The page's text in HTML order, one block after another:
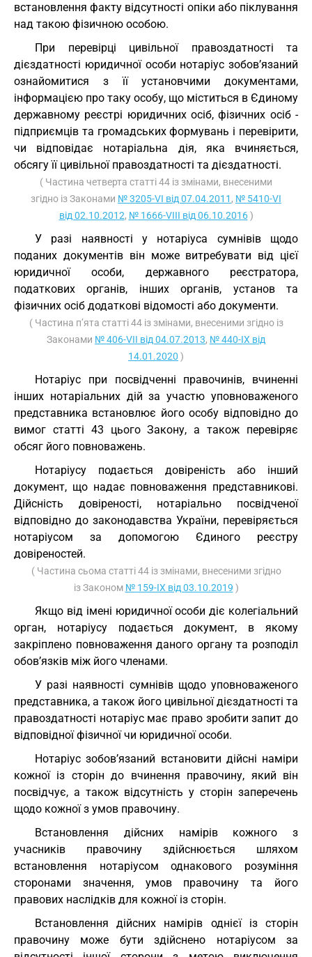
встановлення факту відсутності опіки або піклування
над такою фізичною особою.
При перевірці цивільної правоздатності та
дієздатності юридичної особи нотаріус зобов’язаний
ознайомитися з її установчими документами,
інформацією про таку особу, що міститься в Єдиному
державному реєстрі юридичних осіб, фізичних осіб -
підприємців та громадських формувань і перевірити,
чи відповідає нотаріальна дія, яка вчиняється,
обсягу її цивільної правоздатності та дієздатності.
( Частина четверта статті 44 із змінами, внесеними
згідно із Законами № 3205-VI від 07.04.2011 , № 5410-VI
від 02.10.2012, № 1666-VIII від 06.10.2016)
У разі наявності у нотаріуса сумнівів щодо
поданих документів він може витребувати від цієї
юридичної особи, державного реєстратора,
податкових органів, інших органів, установ та
фізичних осіб додаткові відомості або документи.
( Частина п’ята статті 44 із змінами, внесеними згідно із
Законами № 406-VII від 04.07.2013, № 440-IX від
14.01.2020 )
Нотаріус при посвідченні правочинів, вчиненні
інших нотаріальних дій за участю уповноваженого
представника встановлює його особу відповідно до
вимог статті 43 цього Закону, а також перевіряє
обсяг його повноважень.
Нотаріусу подається довіреність або інший
документ, що надає повноваження представникові.
Дійсність довіреності, нотаріально посвідченої
відповідно до законодавства України, перевіряється
нотаріусом за допомогою Єдиного реєстру
довіреностей.
( Частина сьома статті 44 із змінами, внесеними згідно
із Законом № 159-IX від 03.10.2019 )
Якщо від імені юридичної особи діє колегіальний
орган, нотаріусу подається документ, в якому
закріплено повноваження даного органу та розподіл
обов’язків між його членами.
У разі наявності сумнівів щодо уповноваженого
представника, а також його цивільної дієздатності та
правоздатності нотаріус має право зробити запит до
відповідної фізичної чи юридичної особи.
Нотаріус зобов’язаний встановити дійсні наміри
кожної із сторін до вчинення правочину, який він
посвідчує, а також відсутність у сторін заперечень
щодо кожної з умов правочину.
Встановлення дійсних намірів кожного з
учасників правочину здійснюється шляхом
встановлення нотаріусом однакового розуміння
сторонами значення, умов правочину та його
правових наслідків для кожної із сторін.
Встановлення дійсних намірів однієї із сторін
правочину може бути здійснено нотаріусом за